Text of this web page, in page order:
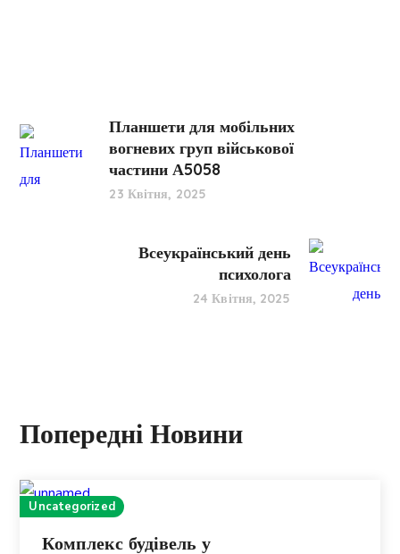
Планшети для мобільних
вогневих груп військової
частини А5058
23 Квітня, 2025
Всеукраїнський день
психолога
24 Квітня, 2025
Попередні Новини
Uncategorized
Комплекс будівель у